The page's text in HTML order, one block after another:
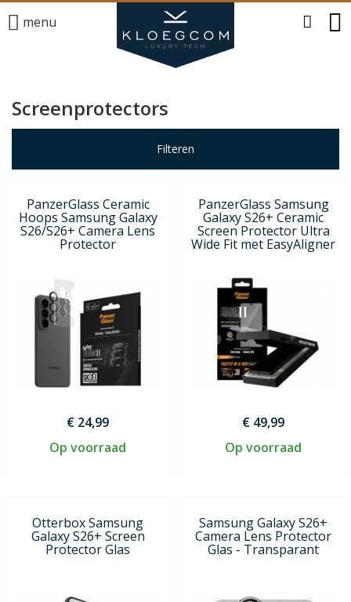
menu
Screenprotectors
Filteren
PanzerGlass Ceramic
Hoops Samsung Galaxy
S26/S26+ Camera Lens
Protector
€ 24,99
Op voorraad
PanzerGlass Samsung
Galaxy S26+ Ceramic
Screen Protector Ultra
Wide Fit met EasyAligner
€ 49,99
Op voorraad
Otterbox Samsung
Galaxy S26+ Screen
Protector Glas
Samsung Galaxy S26+
Camera Lens Protector
Glas - Transparant